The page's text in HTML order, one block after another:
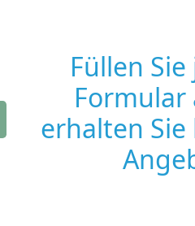
Füllen
Formular
erhalten